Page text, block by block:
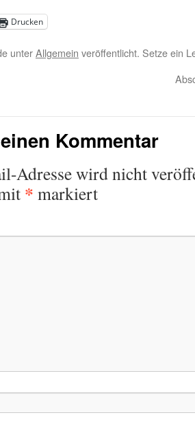
Drucken
unterAllgemein veröffentlicht. Setze ein
Kommentar
Adresse wird nicht
* markiert